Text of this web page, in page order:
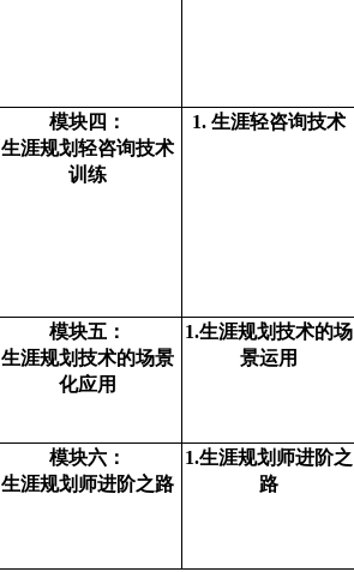
模块四：
生涯规划轻咨询技术
训练
1. 生涯轻咨询技术
模块五：
生涯规划技术的场景
化应用
1.生涯规划技术的场
景运用
模块六：
生涯规划师进阶之路
1.生涯规划师进阶之
路